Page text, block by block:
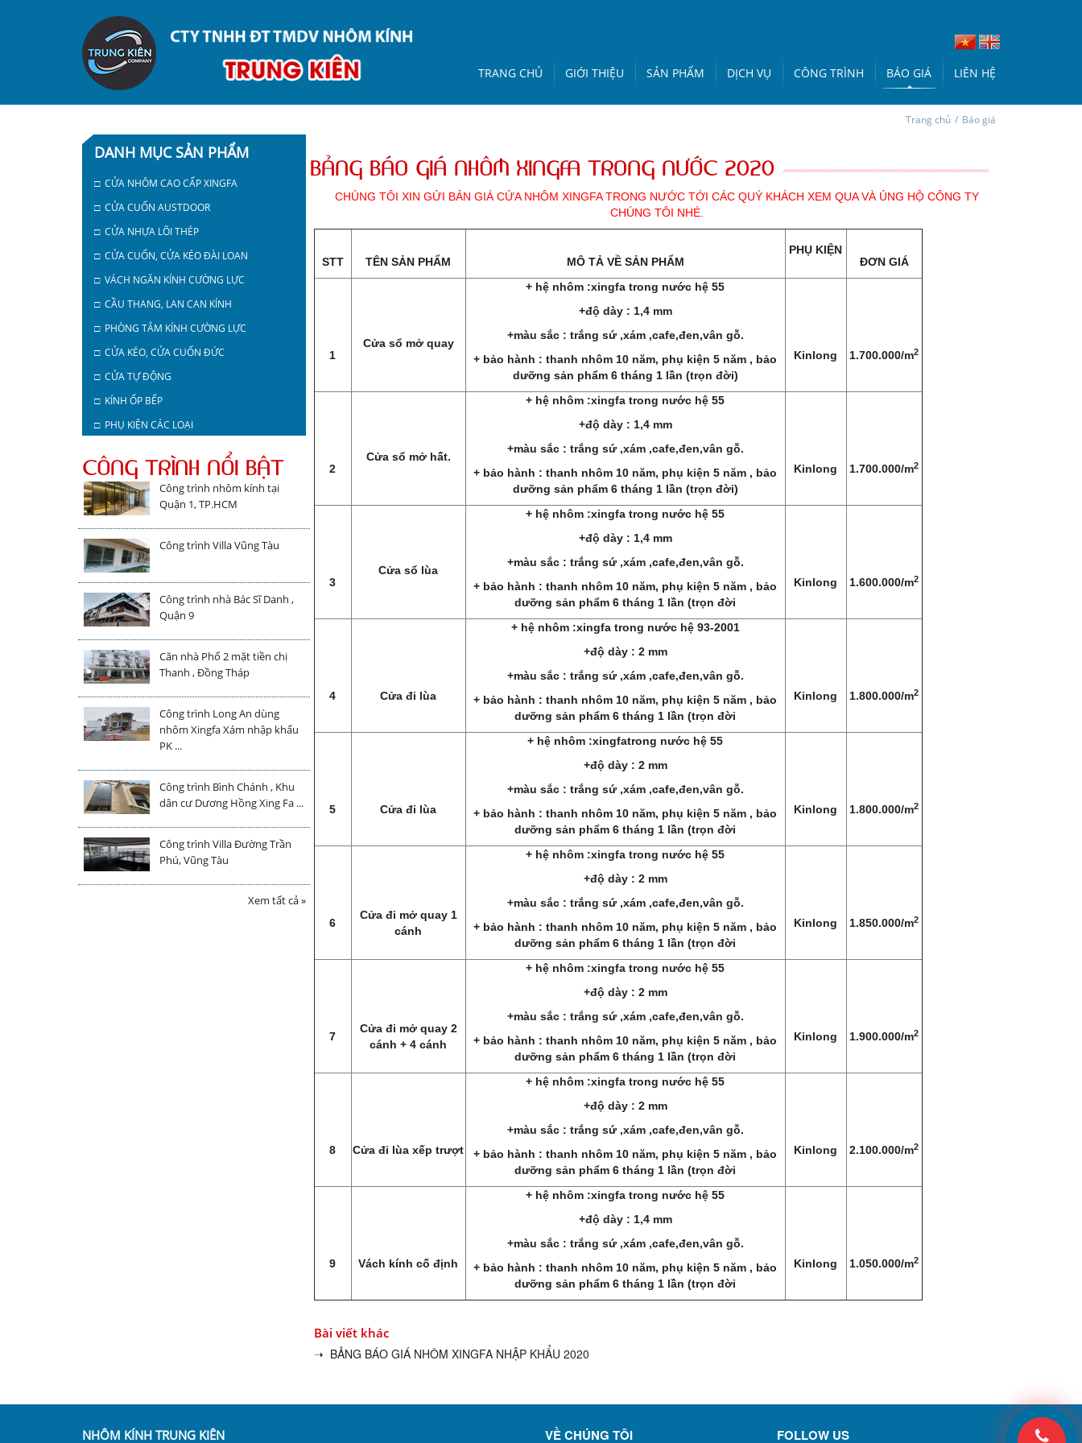
TRANG CHỦ GIỚI THIỆU SẢN PHẨM DỊCH VỤ CÔNG TRÌNH BÁO GIÁ LIÊN HỆ
Trang chủ / Báo giá
DANH MỤC SẢN PHẨM
□ CỬA NHÔM CAO CẤP XINGFA
□ CỬA CUỐN AUSTDOOR
□ CỬA NHỰA LÕI THÉP
□ CỬA CUỐN, CỬA KÉO ĐÀI LOAN
□ VÁCH NGĂN KÍNH CƯỜNG LỰC
□ CẦU THANG, LAN CAN KÍNH
□ PHÒNG TẮM KÍNH CƯỜNG LỰC
□ CỬA KÉO, CỬA CUỐN ĐỨC
□ CỬA TỰ ĐỘNG
□ KÍNH ỐP BẾP
□ PHỤ KIỆN CÁC LOẠI
CÔNG TRÌNH NỔI BẬT
Công trình nhôm kính tại
Quận 1, TP.HCM
Công trình Villa Vũng Tàu
Công trình nhà Bác Sĩ Danh ,
Quận 9
Căn nhà Phố 2 mặt tiền chị
Thanh , Đồng Tháp
Công trình Long An dùng
nhôm Xingfa Xám nhập khẩu
PK ...
Công trình Bình Chánh , Khu
dân cư Dương Hồng Xing Fa ...
Công trình Villa Đường Trần
Phú, Vũng Tàu
Xem tất cả »
BẢNG BÁO GIÁ NHÔM XINGFA TRONG NƯỚC 2020
CHÚNG TÔI XIN GỬI BẢN GIÁ CỬA NHÔM XINGFA TRONG NƯỚC TỚI CÁC QUÝ KHÁCH XEM QUA VÀ ỦNG HỘ CÔNG TY
CHÚNG TÔI NHÉ.
STT TÊN SẢN PHẨM MÔ TẢ VỀ SẢN PHẨM
PHỤ KIỆN
ĐƠN GIÁ
1
Cửa sổ mở quay
+ hệ nhôm :xingfa trong nước hệ 55
+độ dày : 1,4 mm
+màu sắc : trắng sứ ,xám ,cafe,đen,vân gỗ.
+ bảo hành : thanh nhôm 10 năm, phụ kiện 5 năm , bảo
dưỡng sản phẩm 6 tháng 1 lần (trọn đời)
Kinlong 1.700.000/m2
2
Cửa sổ mở hất.
+ hệ nhôm :xingfa trong nước hệ 55
+độ dày : 1,4 mm
+màu sắc : trắng sứ ,xám ,cafe,đen,vân gỗ.
+ bảo hành : thanh nhôm 10 năm, phụ kiện 5 năm , bảo
dưỡng sản phẩm 6 tháng 1 lần (trọn đời)
Kinlong 1.700.000/m2
3
Cửa sổ lùa
+ hệ nhôm :xingfa trong nước hệ 55
+độ dày : 1,4 mm
+màu sắc : trắng sứ ,xám ,cafe,đen,vân gỗ.
+ bảo hành : thanh nhôm 10 năm, phụ kiện 5 năm , bảo
dưỡng sản phẩm 6 tháng 1 lần (trọn đời
Kinlong 1.600.000/m2
4 Cửa đi lùa
+ hệ nhôm :xingfa trong nướchệ 93-2001
+độ dày : 2mm
+màu sắc : trắng sứ ,xám ,cafe,đen,vân gỗ.
+ bảo hành : thanh nhôm 10 năm, phụ kiện 5 năm , bảo
dưỡng sản phẩm 6 tháng 1 lần (trọn đời
Kinlong 1.800.000/m2
5 Cửa đi lùa
+ hệ nhôm :xingfatrong nước hệ 55
+độ dày : 2 mm
+màu sắc : trắng sứ ,xám ,cafe,đen,vân gỗ.
+ bảo hành : thanh nhôm 10 năm, phụ kiện 5 năm , bảo
dưỡng sản phẩm 6 tháng 1 lần (trọn đời
Kinlong 1.800.000/m2
6
Cửa đi mở quay 1
cánh
+ hệ nhôm :xingfa trong nước hệ 55
+độ dày : 2 mm
+màu sắc : trắng sứ ,xám ,cafe,đen,vân gỗ.
+ bảo hành : thanh nhôm 10 năm, phụ kiện 5 năm , bảo
dưỡng sản phẩm 6 tháng 1 lần (trọn đời
Kinlong 1.850.000/m2
7
Cửa đi mở quay 2
cánh + 4 cánh
+ hệ nhôm :xingfa trong nước hệ 55
+độ dày : 2 mm
+màu sắc : trắng sứ ,xám ,cafe,đen,vân gỗ.
+ bảo hành : thanh nhôm 10 năm, phụ kiện 5 năm , bảo
dưỡng sản phẩm 6 tháng 1 lần (trọn đời
Kinlong 1.900.000/m2
8 Cửa đi lùa xếp trượt
+ hệ nhôm :xingfa trong nước hệ 55
+độ dày : 2 mm
+màu sắc : trắng sứ ,xám ,cafe,đen,vân gỗ.
+ bảo hành : thanh nhôm 10 năm, phụ kiện 5 năm , bảo
dưỡng sản phẩm 6 tháng 1 lần (trọn đời
Kinlong 2.100.000/m2
9 Vách kính cố định
+ hệ nhôm :xingfa trong nước hệ 55
+độ dày : 1,4 mm
+màu sắc : trắng sứ ,xám ,cafe,đen,vân gỗ.
+ bảo hành : thanh nhôm 10 năm, phụ kiện 5 năm , bảo
dưỡng sản phẩm 6 tháng 1 lần (trọn đời
Kinlong 1.050.000/m2
Bài viết khác
➝ BẢNG BÁO GIÁ NHÔM XINGFA NHẬP KHẨU 2020
NHÔM KÍNH TRUNG KIÊN VỀ CHÚNG TÔI FOLLOW US